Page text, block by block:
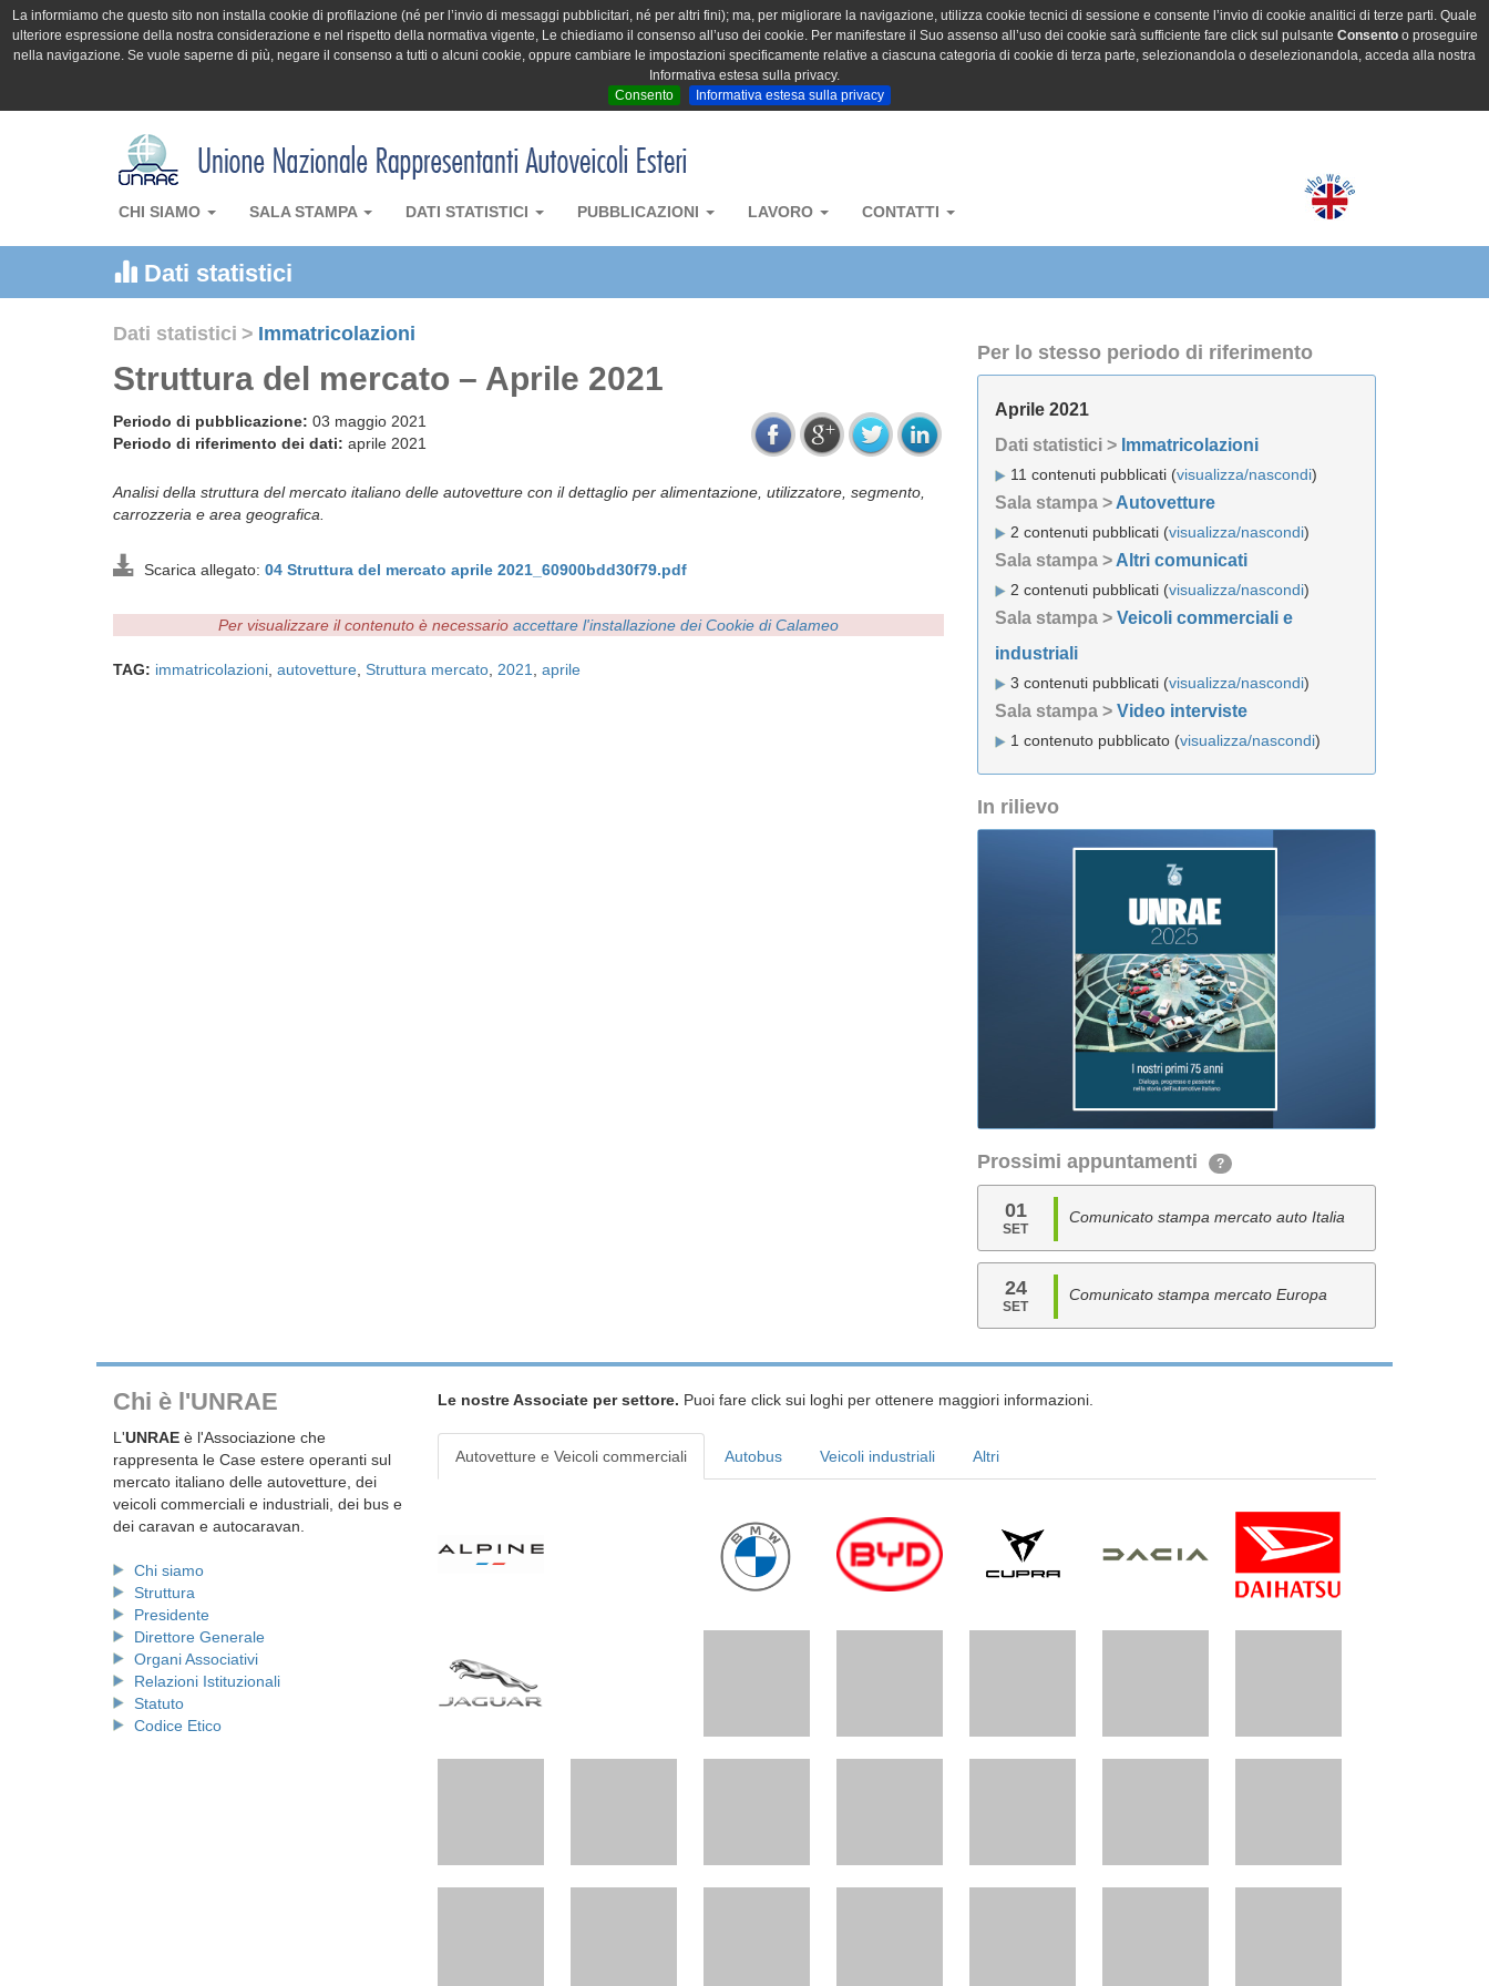
La informiamo che questo sito non installa cookie di profilazione (né per l’invio di messaggi pubblicitari, né per altri fini); ma, per migliorare la navigazione, utilizza cookie tecnici di sessione e consente l’invio di cookie analitici di terze parti. Quale
ulteriore espressione della nostra considerazione e nel rispetto della normativa vigente, Le chiediamo il consenso all’uso dei cookie. Per manifestare il Suo assenso all’uso dei cookie sarà sufficiente fare click sul pulsante Consentoo proseguire
nella navigazione. Se vuole saperne di più, negare il consenso a tutti o alcuni cookie, oppure cambiare le impostazioni specificamente relative a ciascuna categoria di cookie di terza parte, selezionandola o deselezionandola, acceda alla nostra
Informativa estesa sulla privacy.
Consento
Informativa estesa sulla privacy
CHI SIAMO SALA STAMPA DATI STATISTICI PUBBLICAZIONI LAVORO CONTATTI
Dati statistici
Dati statistici > Immatricolazioni
Struttura del mercato – Aprile 2021
Periodo di pubblicazione: 03 maggio 2021
Periodo di riferimento dei dati: aprile 2021
Analisi della struttura del mercato italiano delle autovetture con il dettaglio per alimentazione, utilizzatore, segmento,
carrozzeria e area geografica.
Scarica allegato: 04 Struttura del mercato aprile 2021_60900bdd30f79.pdf
Per visualizzare il contenuto è necessario accettare l'installazione dei Cookie di Calameo
TAG: immatricolazioni autovetture Struttura mercato 2021 aprile
Per lo stesso periodo di riferimento
Aprile 2021
Dati statistici > Immatricolazioni
11 contenuti pubblicati (visualizza/nascondi)
Sala stampa > Autovetture
2 contenuti pubblicati (visualizza/nascondi)
Sala stampa > Altri comunicati
2 contenuti pubblicati (visualizza/nascondi)
Sala stampa > Veicoli commerciali e
industriali
3 contenuti pubblicati (visualizza/nascondi)
Sala stampa > Video interviste
1 contenuto pubblicato (visualizza/nascondi)
In rilievo
Prossimi appuntamenti ?
01
SET
Comunicato stampa mercato auto Italia
24
SET
Comunicato stampa mercato Europa
Chi è l'UNRAE
L'UNRAE è l'Associazione che
rappresenta le Case estere operanti sul
mercato italiano delle autovetture, dei
veicoli commerciali e industriali, dei bus e
dei caravan e autocaravan.
Chi siamo
Struttura
Presidente
Direttore Generale
Organi Associativi
Relazioni Istituzionali
Statuto
Codice Etico
Le nostre Associate per settore. Puoi fare click sui loghi per ottenere maggiori informazioni.
Autovetture e Veicoli commerciali Autobus Veicoli industriali Altri